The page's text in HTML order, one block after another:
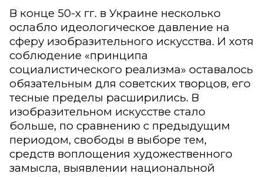
В конце 50-х гг. в Украине несколько
ослабло идеологическое давление на
сферу изобразительного искусства. И хотя
соблюдение «принципа
социалистического реализма» оставалось
обязательным для советских творцов, его
тесные пределы расширились. В
изобразительном искусстве стало
больше, по сравнению с предыдущим
периодом, свободы в выборе тем,
средств воплощения художественного
замысла, выявлении национальной